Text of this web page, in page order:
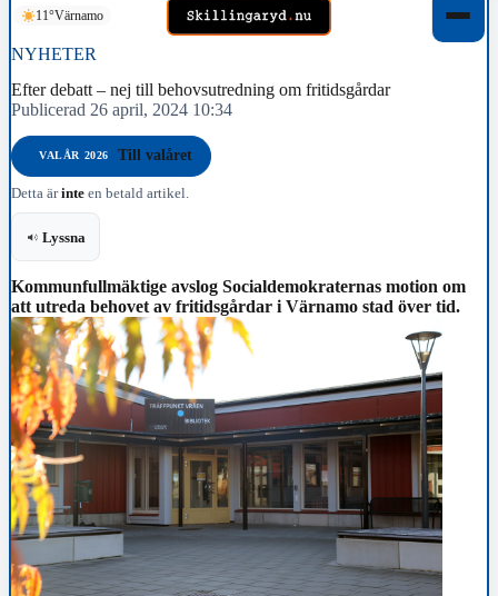
11°Värnamo
NYHETER
Efter debatt – nej till behovsutredning om fritidsgårdar
Publicerad 26 april, 2024 10:34
VALÅR 2026 Till valåret
Detta ärinte en betald artikel.
Lyssna
Kommunfullmäktige avslog Socialdemokraternas motion om
att utreda behovet av fritidsgårdar i Värnamo stad över tid.